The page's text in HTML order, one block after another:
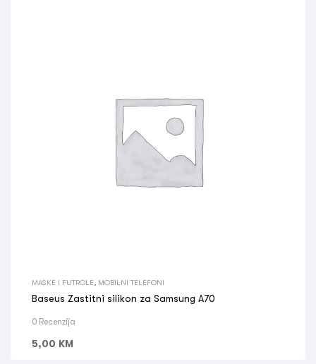
MASKE I FUTROLE MOBILNI TELEFONI
Baseus Zastitni silikon za Samsung A70
0 Recenzija
5,00 KM